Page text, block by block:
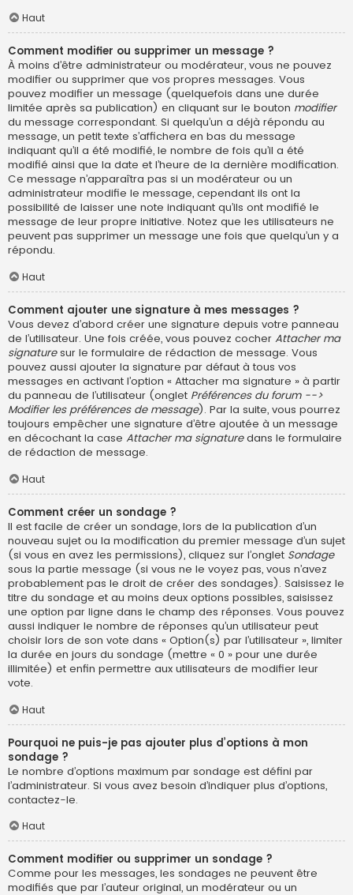
Haut
Comment modifier ou supprimer un message ?
À moins d’être administrateur ou modérateur, vous ne pouvez
modifier ou supprimer que vos propres messages. Vous
pouvez modifier un message (quelquefois dans une durée
limitée après sa publication) en cliquant sur le bouton modifier
du message correspondant. Si quelqu’un a déjà répondu au
message, un petit texte s’affichera en bas du message
indiquant qu’il a été modifié, le nombre de fois qu’il a été
modifié ainsi que la date et l’heure de la dernière modification.
Ce message n’apparaîtra pas si un modérateur ou un
administrateur modifie le message, cependant ils ont la
possibilité de laisser une note indiquant qu’ils ont modifié le
message de leur propre initiative. Notez que les utilisateurs ne
peuvent pas supprimer un message une fois que quelqu’un y a
répondu.
Haut
Comment ajouter une signature à mes messages ?
Vous devez d’abord créer une signature depuis votre panneau
de l’utilisateur. Une fois créée, vous pouvez cocher Attacher ma
signaturesur le formulaire de rédaction de message. Vous
pouvez aussi ajouter la signature par défaut à tous vos
messages en activant l’option « Attacher ma signature » à partir
du panneau de l’utilisateur (onglet Préférences du forum -->
Modifier les préférences de message). Par la suite, vous pourrez
toujours empêcher une signature d’être ajoutée à un message
en décochant la case Attacher ma signaturedans le formulaire
de rédaction de message.
Haut
Comment créer un sondage ?
Il est facile de créer un sondage, lors de la publication d’un
nouveau sujet ou la modification du premier message d’un sujet
(si vous en avez les permissions), cliquez sur l’onglet Sondage
sous la partie message (si vous ne le voyez pas, vous n’avez
probablement pas le droit de créer des sondages). Saisissez le
titre du sondage et au moins deux options possibles, saisissez
une option par ligne dans le champ des réponses. Vous pouvez
aussi indiquer le nombre de réponses qu’un utilisateur peut
choisir lors de son vote dans « Option(s) par l’utilisateur », limiter
la durée en jours du sondage (mettre « 0 » pour une durée
illimitée) et enfin permettre aux utilisateurs de modifier leur
vote.
Haut
Pourquoi ne puis-je pas ajouter plus d’options à mon
sondage ?
Le nombre d’options maximum par sondage est défini par
l’administrateur. Si vous avez besoin d’indiquer plus d’options,
contactez-le.
Haut
Comment modifier ou supprimer un sondage ?
Comme pour les messages, les sondages ne peuvent être
modifiés que par l’auteur original, un modérateur ou un